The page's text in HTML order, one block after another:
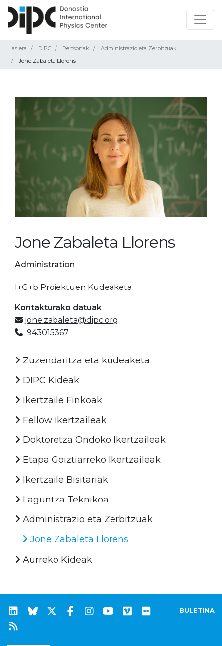
Hasiera DIPC Pertsonak
Administrazio eta Zerbitzuak
Jone Zabaleta Llorens
Jone Zabaleta Llorens
Administration
I+G+b Proiektuen Kudeaketa
Kontakturako datuak
jone.zabaleta@dipc.org
943015367
Zuzendaritza eta kudeaketa
DIPC Kideak
Ikertzaile Finkoak
Fellow Ikertzaileak
Doktoretza Ondoko Ikertzaileak
Etapa Goiztiarreko Ikertzaileak
Ikertzaile Bisitariak
Laguntza Teknikoa
Administrazio eta Zerbitzuak
Jone Zabaleta Llorens
Aurreko Kideak
BULETINA